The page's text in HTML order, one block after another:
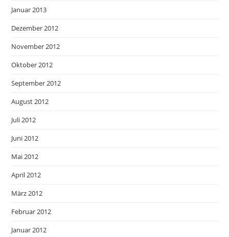
Januar 2013
Dezember 2012
November 2012
Oktober 2012
September 2012
August 2012
Juli 2012
Juni 2012
Mai 2012
April 2012
März 2012
Februar 2012
Januar 2012